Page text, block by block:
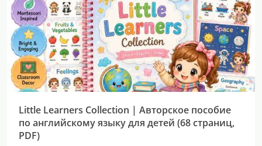
Little Learners Collection | Авторское пособие
по английскому языку для детей (68 страниц,
PDF)